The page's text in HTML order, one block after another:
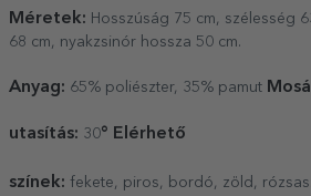
Méretek: Hosszúság 75 cm, szélesség
68 cm, nyakzsinór hossza 50 cm.
Anyag: 65% poliészter, 35% pamut
utasítás: 30° Elérhető
színek: fekete, piros, bordó, zöld,